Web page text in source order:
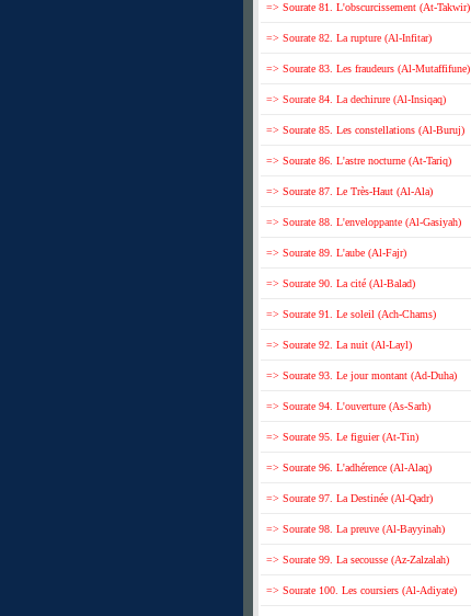
=> Sourate 81. L'obscurcissement (At-Takwir)
=> Sourate 82. La rupture (Al-Infitar)
=> Sourate 83. Les fraudeurs (Al-Mutaffifune)
=> Sourate 84. La dechirure (Al-Insiqaq)
=> Sourate 85. Les constellations (Al-Buruj)
=> Sourate 86. L'astre nocturne (At-Tariq)
=> Sourate 87. Le Très-Haut (Al-Ala)
=> Sourate 88. L'enveloppante (Al-Gasiyah)
=> Sourate 89. L'aube (Al-Fajr)
=> Sourate 90. La cité (Al-Balad)
=> Sourate 91. Le soleil (Ach-Chams)
=> Sourate 92. La nuit (Al-Layl)
=> Sourate 93. Le jour montant (Ad-Duha)
=> Sourate 94. L'ouverture (As-Sarh)
=> Sourate 95. Le figuier (At-Tin)
=> Sourate 96. L'adhérence (Al-Alaq)
=> Sourate 97. La Destinée (Al-Qadr)
=> Sourate 98. La preuve (Al-Bayyinah)
=> Sourate 99. La secousse (Az-Zalzalah)
=> Sourate 100. Les coursiers (Al-Adiyate)